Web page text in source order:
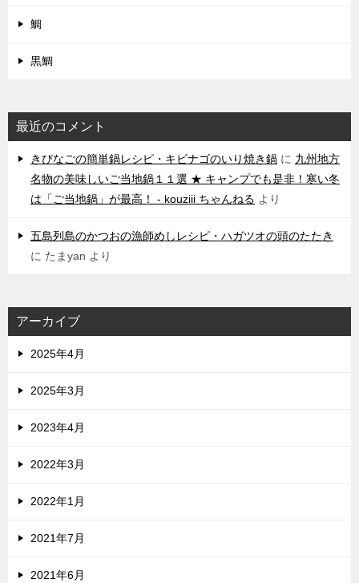
鯛
黒鯛
最近のコメント
きびなごの簡単鍋レシピ・キビナゴのいり焼き鍋 に 九州地方
名物の美味しいご当地鍋１１選 ★ キャンプでも是非！寒い冬
は「ご当地鍋」が最高！ - kouziii ちゃんねる より
五島列島のかつおの漁師めしレシピ・ハガツオの頭のたたき
に たまyan より
アーカイブ
2025年4月
2025年3月
2023年4月
2022年3月
2022年1月
2021年7月
2021年6月